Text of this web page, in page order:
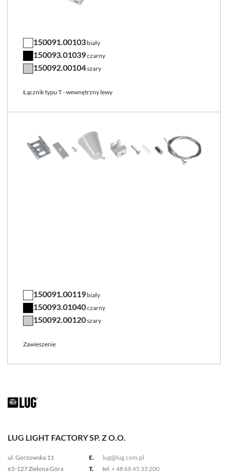
150091.00103 biały
150093.01039czarny
150092.00104szary
Łącznik typu T - wewnętrzny lewy
150091.00119 biały
150093.01040czarny
150092.00120szary
Zawieszenie
LUG LIGHT FACTORY SP. Z O.O.
ul. Gorzowska 11
65-127 Zielona Góra
E.
lug@lug.com.pl
T.
tel. + 48 68 45 33 200